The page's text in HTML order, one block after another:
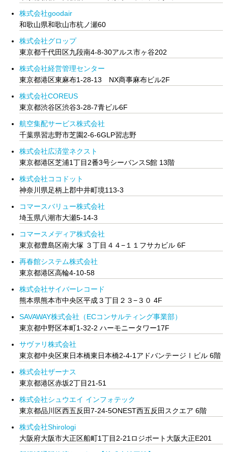
株式会社goodair
和歌山県和歌山市杭ノ瀬60
株式会社グロップ
東京都千代田区九段南4-8-30アルス市ヶ谷202
株式会社経営管理センター
東京都港区東麻布1-28-13 NX商事麻布ビル2F
株式会社COREUS
東京都渋谷区渋谷3-28-7青ビル6F
航空集配サービス株式会社
千葉県習志野市芝園2-6-6GLP習志野
株式会社広済堂ネクスト
東京都港区芝浦1丁目2番3号シーバンスS館 13階
株式会社ココドット
神奈川県足柄上郡中井町境113-3
コマースバリュー株式会社
埼玉県八潮市大瀬5-14-3
コマースメディア株式会社
東京都豊島区南大塚 ３丁目４４−１１フサカビル 6F
再春館システム株式会社
東京都港区高輪4‐10-58
株式会社サイバーレコード
熊本県熊本市中央区平成３丁目２３−３０ 4F
SAVAWAY株式会社（ECコンサルティング事業部）
東京都中野区本町1-32-2 ハーモニータワー17F
サヴァリ株式会社
東京都中央区東日本橋東日本橋2-4-1アドバンテージⅠビル 6階
株式会社ザーナス
東京都港区赤坂2丁目21-51
株式会社シュウエイ インフォテック
東京都品川区西五反田7-24-5ONEST西五反田スクエア 6階
株式会社Shirologi
大阪府大阪市大正区船町1丁目2-21ロジポート大阪大正E201